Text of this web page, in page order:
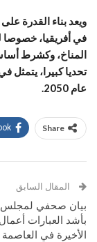
ويعد بناء القدرة
في أفريقيا، خصوصا
المناخ، وكشرط
تحديا كبيرا، يتمثل
عام 2050.
Share
المقال السابق
بيان صحفي لمجلس
بأشد العبارات
الأخيرة في